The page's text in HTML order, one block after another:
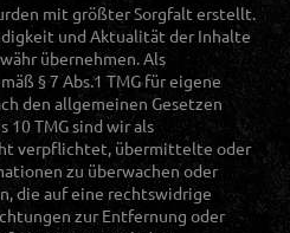
mit größter Sorgfalt erstellt.
und Aktualität der Inhalte
übernehmen. Als
§ 7 Abs.1 TMG für eigene
den allgemeinen Gesetzen
10 TMG sind wir als
verpflichtet, übermittelte oder
zu überwachen oder
die auf eine rechtswidrige
zur Entfernung oder